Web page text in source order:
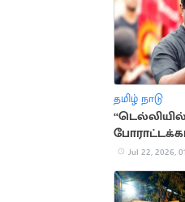
தமிழ் நாடு
“டெல்லியில்
தாக்குதல்
Jul 22, 2026,